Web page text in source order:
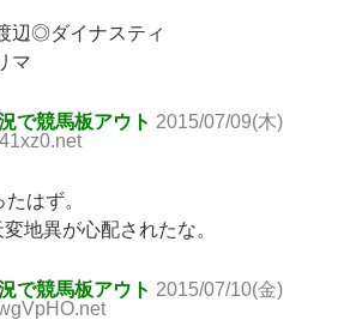
辺◎ダイナスティ
マ
で競馬板アウト 2015/07/09(木)
はず。
地異が心配されたな。
で競馬板アウト 2015/07/10(金)